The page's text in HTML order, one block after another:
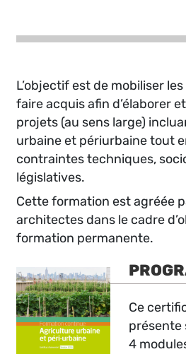
L’objectif est de mobiliser
faire acquis afin d’élaborer
projets (au sens large)
urbaine et périurbaine tout
contraintes techniques,
législatives.
Cette formation est agréée
architectes dans le cadre
formation permanente.
Ce
présente
4